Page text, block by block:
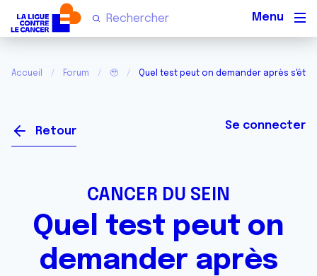
Accueil Forum 🥹 Quel test peut on demander après
Retour Se connecter
CANCER DU SEIN
Quel test peut on
demander après